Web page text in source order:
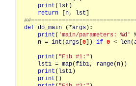
print ( lst )
return [n, lst
def do_main (*args) :
print ( 'main/parameters: %d'
n = int (args [0]) if 0 < len(
print ( "Fib #1:" )
lst1 = map(fib1, range( n))
print ( lst1)
print ()